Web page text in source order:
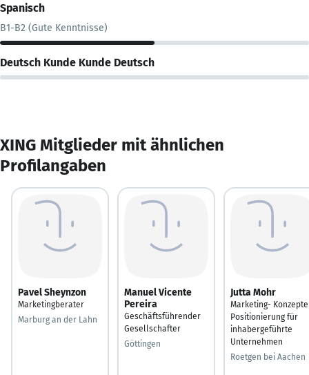
Spanisch
B1-B2 (Gute Kenntnisse)
Deutsch Kunde Kunde Deutsch
XING Mitglieder mit ähnlichen
Profilangaben
Pavel Sheynzon
Marketingberater
Marburg an der Lahn
Manuel Vicente
Pereira
Geschäftsführender
Gesellschafter
Göttingen
Jutta Mohr
Marketing- Konzepte
Positionierung für
inhabergeführte
Unternehmen
Roetgen bei Aachen